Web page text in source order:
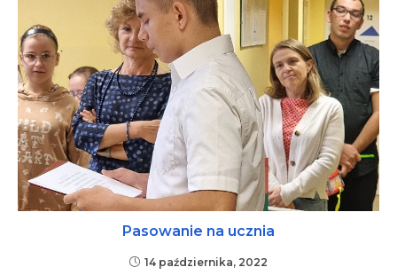
Pasowanie na ucznia
14 października, 2022